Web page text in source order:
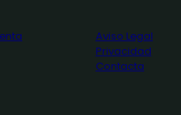
Aviso Legal
Privacidad
Contacta